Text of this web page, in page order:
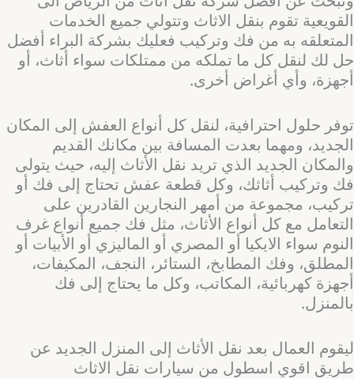
القويعية تقوم بنقل الاثاث وتتولي جميع الخدمات
المتعلقه به من فك وتركيب فعليك بشركة البراء أفضل
حل لك لنقل كل ما تملكه من ممتلكات سواء أثاث، أو
أجهزة، وأي أغراض أخرى.
توفر حلول احترافية، لنقل كل أنواع العفش إلى المكان
الجديد، ومهما بعدت المسافة بين مكانك القديم
والمكان الجديد الذي تريد نقل الأثاث إليه، حيث يتولى
فك وتركيب أثاثك، وكل قطعة عفش تحتاج إلى فك أو
تركيب، مجموعة من أمهر النجارين القادرين على
التعامل مع كل أنواع الأثاث، مثل فك جميع أنواع غرف
النوم سواء الايكيا أو المصري أو الماليزي أو الأبيات أو
المطلق، وفك المطابخ، الستائر، النجف، المكيفات،
أجهزة كهربائية، المكاتب، وكل ما يحتاج إلى فك
بالمنزل.
ليقوم العمال بعد نقل الأثاث إلى المنزل الجديد عن
طريق اقوي اسطول من سيارات نقل الاثاث